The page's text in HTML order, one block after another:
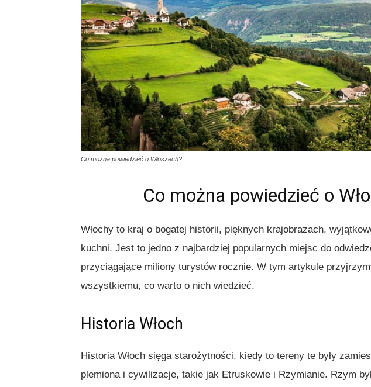
Co można powiedzieć o Włoszech?
Co można powiedzieć o
Włochy to kraj o bogatej historii, pięknych krajobrazach,
kuchni. Jest to jedno z najbardziej popularnych miejsc do
przyciągające miliony turystów rocznie. W tym artykule
wszystkiemu, co warto o nich wiedzieć.
Historia Włoch
Historia Włoch sięga starożytności, kiedy to tereny te były
plemiona i cywilizacje, takie jak Etruskowie i Rzymianie. Rzym